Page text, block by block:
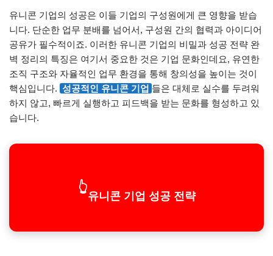
유니콘 기업의 성공은 이들 기업의 구성원에게 큰 영향을 받습
니다. 단순한 업무 분배를 넘어서, 구성원 간의 협력과 아이디어
공유가 필수적이죠. 이러한 유니콘 기업의 비밀과 성공 전략 완
벽 정리의 특징은 여기서 중요한 것은 기업 문화인데요, 유연한
조직 구조와 자율적인 업무 환경을 통해 창의성을 높이는 것이
핵심입니다. 성공적인 유니콘 기업 들은 대체로 실수를 두려워
하지 않고, 빠르게 실행하고 피드백을 받는 문화를 형성하고 있
습니다.
👆
유니콘 기업 성공 전략